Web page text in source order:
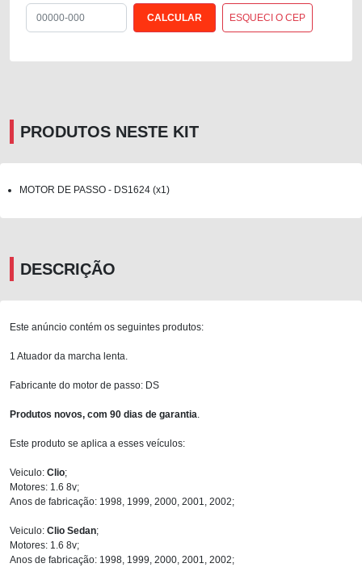
ESQUECI O CEP
PRODUTOS NESTE KIT
MOTOR DE PASSO - DS1624 (x1)
DESCRIÇÃO
Este anúncio contém os seguintes produtos:
1 Atuador da marcha lenta.
Fabricante do motor de passo: DS
Produtos novos, com 90 dias de garantia
Este produto se aplica a esses veículos:
Veiculo: Clio;
Motores: 1.6 8v;
Anos de fabricação: 1998, 1999, 2000, 2001, 2002;
Veiculo: Clio Sedan;
Motores: 1.6 8v;
Anos de fabricação: 1998, 1999, 2000, 2001, 2002;